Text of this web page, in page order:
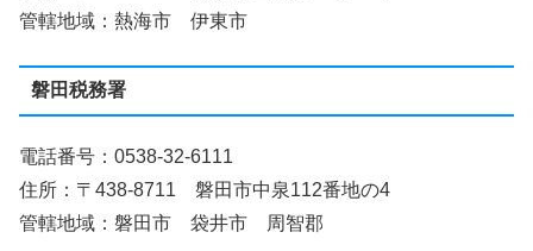
管轄地域：熱海市 伊東市
磐田税務署
電話番号：0538-32-6111
住所：〒438-8711 磐田市中泉112番地の4
管轄地域：磐田市 袋井市 周智郡